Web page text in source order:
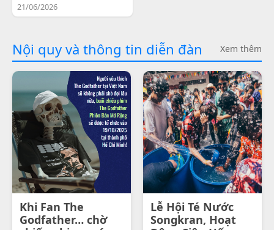
21/06/2026
Nội quy và thông tin diễn đàn Xem thêm
Khi Fan The
Godfather… chờ
Lễ Hội Té Nước
Songkran, Hoạt